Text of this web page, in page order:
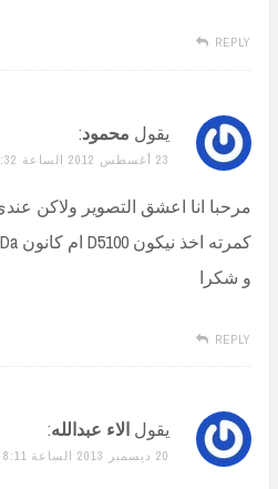
REPLY
يقول محمود:
23 أغسطس 2012 الساعة 10:32 ص
مرحبا انا اعشق التصویر ولاکن
کمرته اخذ نیکون D5100 ام کانون EOS 60Da؟؟؟؟ …
و شکرا
REPLY
يقول الاء عبدالله:
20 ديسمبر 2013 الساعة 8:11 ص